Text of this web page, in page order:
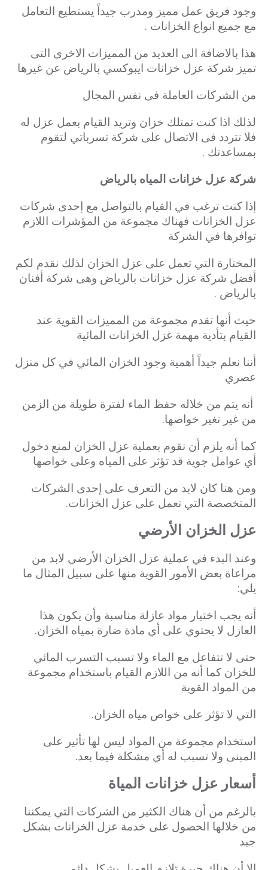
وجود فريق عمل مميز ومدرب جيداً يستطيع التعامل
مع جميع انواع الخزانات .
هذا بالاضافة الى العديد من المميزات الاخرى التى
تميز شركة عزل خزانات ايبوكسي بالرياض عن غيرها
من الشركات العاملة فى نفس المجال
لذلك اذا كنت تمتلك خزان وتريد القيام بعمل عزل له
فلا تتردد فى الاتصال على شركة تسرباتي لتقوم
بمساعدتك .
شركة عزل خزانات المياه بالرياض
إذا كنت ترغب في القيام بالتواصل مع إحدى شركات
عزل الخزانات فهناك مجموعة من المؤشرات اللازم
توافرها في الشركة
المختارة التي تعمل على عزل الخزان لذلك نقدم لكم
أفضل شركة عزل خزانات بالرياض وهى شركة أفنان
بالرياض .
حيث أنها تقدم مجموعة من المميزات القوية عند
القيام بتأدية مهمة غزل الخزانات المائية
أننا نعلم جيداً أهمية وجود الخزان المائي في كل منزل
عصري
أنه يتم من خلاله حفظ الماء لفترة طويلة من الزمن
من غير تغير خواصها.
كما أنه يلزم أن نقوم بعملية عزل الخزان لمنع دخول
أي عوامل جوية قد تؤثر على المياه وعلى خواصها
ومن هنا كان لابد من التعرف على إحدى الشركات
المتخصصة التي تعمل على عزل الخزانات.
عزل الخزان الأرضي
وعند البدء في عملية عزل الخزان الأرضي لابد من
مراعاة بعض الأمور القوية منها على سبيل المثال ما
يلي:
أنه يجب اختيار مواد عازلة مناسبة وأن يكون هذا
العازل لا يحتوي على أي مادة ضارة بمياه الخزان.
حتى لا تتفاعل مع الماء ولا تسبب التسرب المائي
للخزان كما أنه من اللازم القيام باستخدام مجموعة
من المواد القوية
التي لا تؤثر على خواص مياه الخزان.
استخدام مجموعة من المواد ليس لها تأثير على
المبنى ولا تسبب له أي مشكلة فيما بعد.
أسعار عزل خزانات المياة
بالرغم من أن هناك الكثير من الشركات التي يمكننا
من خلالها الحصول على خدمة عزل الخزانات بشكل
جيد